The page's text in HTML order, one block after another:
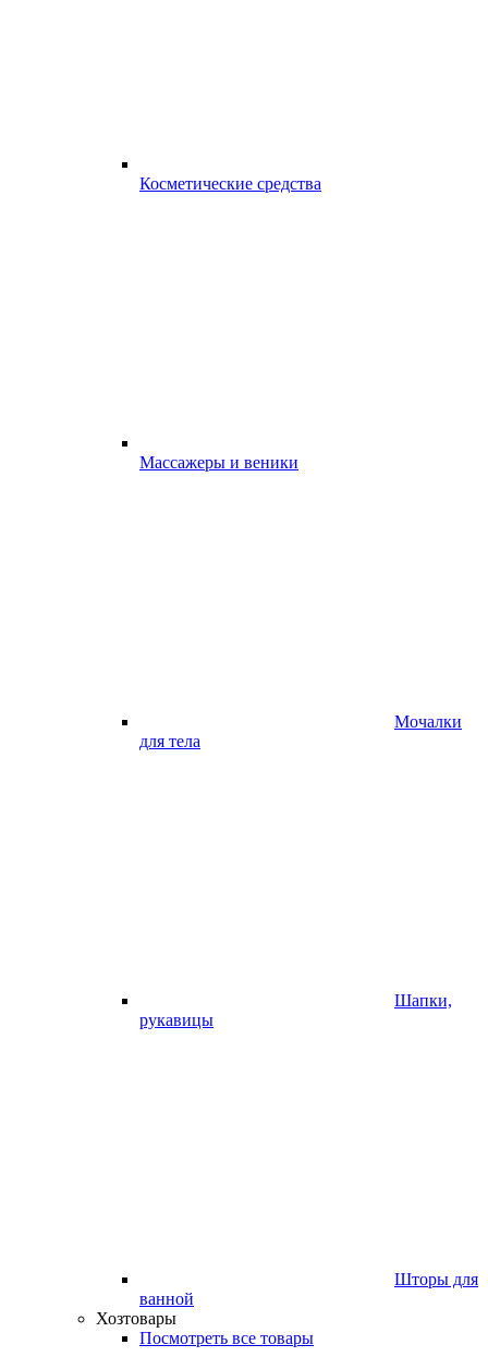
Косметические средства
Массажеры и веники
Мочалки
для тела
Шапки,
рукавицы
Шторы для
ванной
Хозтовары
Посмотреть все товары